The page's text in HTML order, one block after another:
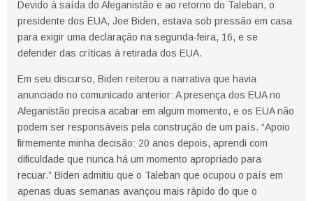
Devido à saída do Afeganistão e ao retorno do Taleban, o
presidente dos EUA, Joe Biden, estava sob pressão em casa
para exigir uma declaração na segunda-feira, 16, e se
defender das críticas à retirada dos EUA.
Em seu discurso, Biden reiterou a narrativa que havia
anunciado no comunicado anterior: A presença dos EUA no
Afeganistão precisa acabar em algum momento, e os EUA não
podem ser responsáveis ​​pela construção de um país. “Apoio
firmemente minha decisão: 20 anos depois, aprendi com
dificuldade que nunca há um momento apropriado para
recuar.” Biden admitiu que o Taleban que ocupou o país em
apenas duas semanas avançou mais rápido do que o